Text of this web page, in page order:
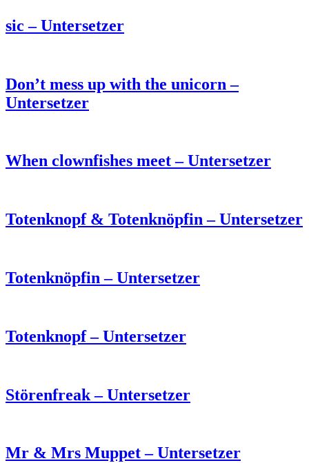
sic – Untersetzer
Don’t mess up with the unicorn –
Untersetzer
When clownfishes meet – Untersetzer
Totenknopf & Totenknöpfin – Untersetzer
Totenknöpfin – Untersetzer
Totenknopf – Untersetzer
Störenfreak – Untersetzer
Mr & Mrs Muppet – Untersetzer